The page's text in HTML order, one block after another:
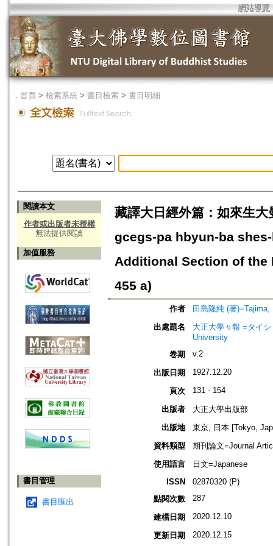
網站導覽
． 首頁 > 檢索系統 > 書目檢索 > 書目明細
閱讀本文
作者或出版者未授權
無法提供閱讀
加值服務
書目管理
書目匯出
藏譯大日經外篇：如來生
gcegs-pa hbyun-ba
Additional Section of the
455 a)
作者
田島隆純 (著)=Tajima,
出處題名
大正大學々報 =タイ
University
卷期
v.2
出版日期 1927.12.20
頁次 131 - 154
出版者
大正大學出版部
出版地
東京, 日本 [Tokyo,
資料類型
期刊論文=Journal
使用語言
日文=Japanese
ISSN
02870320 (P)
點閱次數
287
建檔日期 2020.12.10
更新日期 2020.12.15